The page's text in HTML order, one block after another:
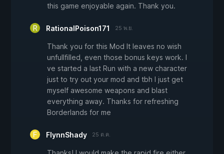
this game enjoyable again. Thank you.
RationalPoison171 25 พ.ย.
Thank you for this Mod It leaves no wish
unfullfilled, even those bonus keys work. I
ve started a last Run with a new character
just to try out your mod and tbh I just get
myself awesome weapons and blast
everything away. Thanks for refreshing
Borderlands for me
FlynnShady 25 ต.ค.